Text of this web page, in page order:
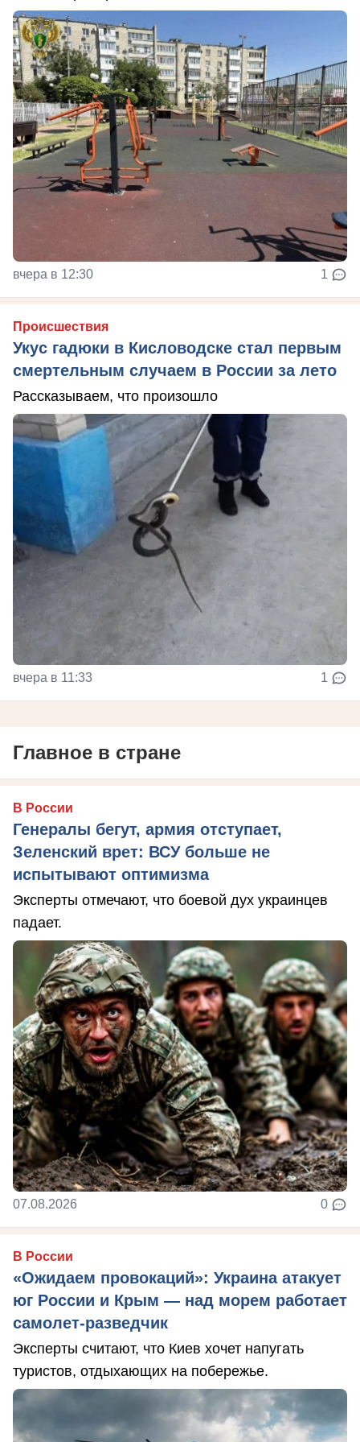
вчера в 12:30 1
Происшествия
Укус гадюки в Кисловодске стал первым
смертельным случаем в России за лето
Рассказываем, что произошло
вчера в 11:33 1
Главное в стране
В России
Генералы бегут, армия отступает,
Зеленский врет: ВСУ больше не
испытывают оптимизма
Эксперты отмечают, что боевой дух украинцев
падает.
07.08.2026 0
В России
«Ожидаем провокаций»: Украина атакует
юг России и Крым — над морем работает
самолет-разведчик
Эксперты считают, что Киев хочет напугать
туристов, отдыхающих на побережье.